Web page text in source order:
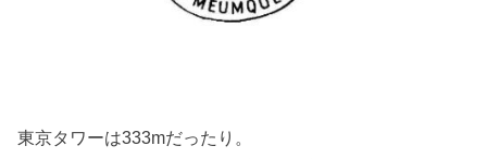
東京タワーは333mだったり。